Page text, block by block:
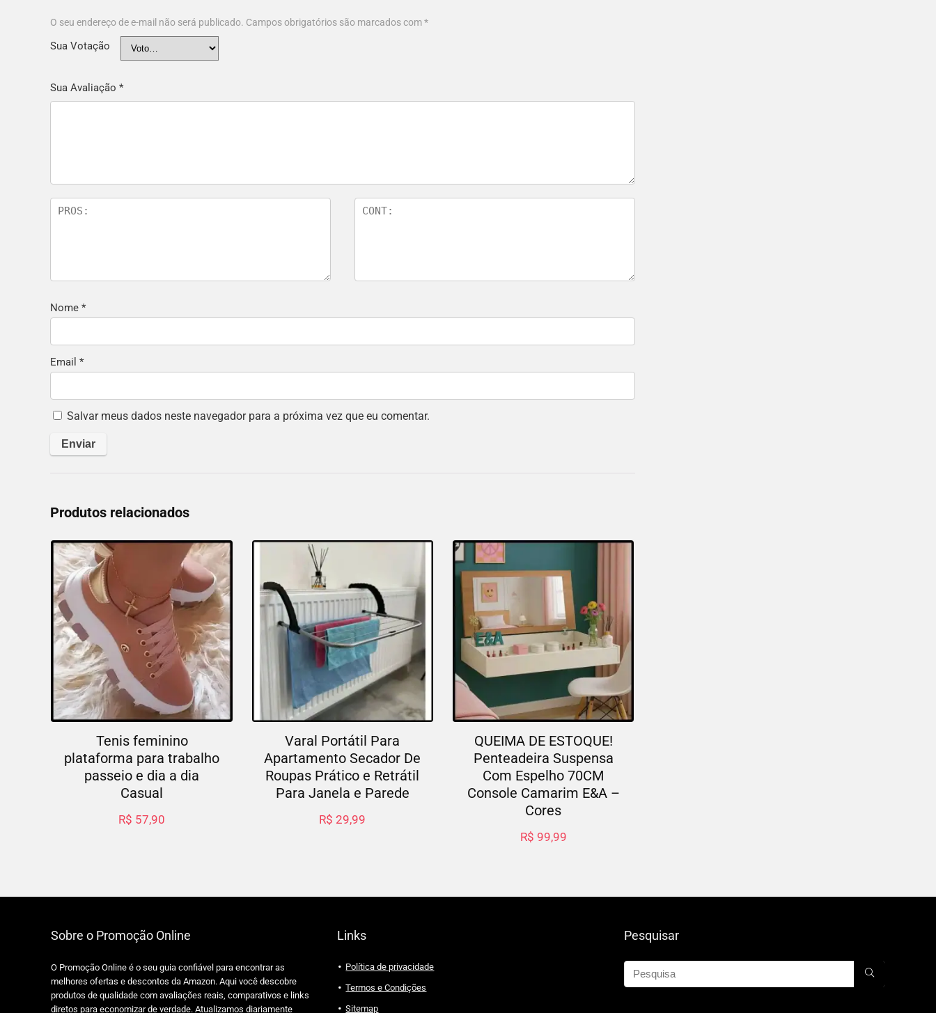
O seu endereço de e-mail não será publicado. Campos obrigatórios são marcados com*
Sua Votação
Sua Avaliação *
Nome *
Email *
Salvar meus dados neste navegador para a próxima vez que eu comentar.
Produtos relacionados
Tenis feminino
plataforma para trabalho
passeio e dia a dia
Casual
R$ 57,90
Varal Portátil Para
Apartamento Secador De
Roupas Prático e Retrátil
Para Janela e Parede
R$ 29,99
QUEIMA DE ESTOQUE!
Penteadeira Suspensa
Com Espelho 70CM
Console Camarim E&A –
Cores
R$ 99,99
Sobre o Promoção Online
O Promoção Online é o seu guia confiável para encontrar as
melhores ofertas e descontos da Amazon. Aqui você descobre
produtos de qualidade com avaliações reais, comparativos e links
diretos para economizar de verdade. Atualizamos diariamente
Links
Política de privacidade
Termos e Condições
Sitemap
Pesquisar